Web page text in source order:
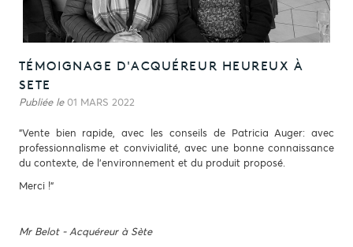
TÉMOIGNAGE D'ACQUÉREUR HEUREUX À
SETE
Publiée le01 MARS 2022
"Vente bien rapide, avec les conseils de Patricia Auger: avec
professionnalisme et convivialité, avec une bonne connaissance
du contexte, de l'environnement et du produit proposé.
Merci !"
Mr Belot - Acquéreur à Sète